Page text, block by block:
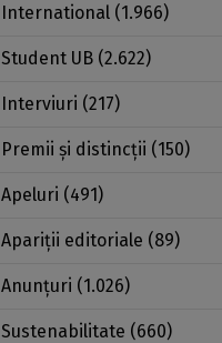
International (1.966)
Student UB (2.622)
Interviuri (217)
Premii şi distincţii (150)
Apeluri (491)
Apariţii editoriale (89)
Anunţuri (1.026)
Sustenabilitate (660)